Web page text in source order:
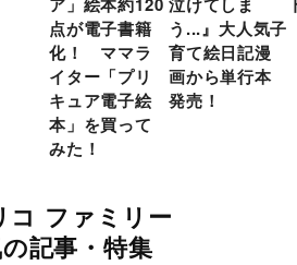
点が電子書籍
化！ ママラ
イター「プリ
キュア電子絵
本」を買って
みた！
う...』大人気子
育て絵日記漫
画から単行本
発売！
コ ファミリー
記事・特集